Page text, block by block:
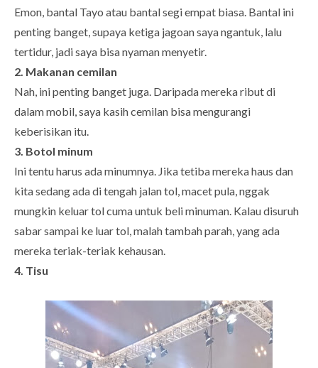
Emon, bantal Tayo atau bantal segi empat biasa. Bantal ini
penting banget, supaya ketiga jagoan saya ngantuk, lalu
tertidur, jadi saya bisa nyaman menyetir.
2. Makanan cemilan
Nah, ini penting banget juga. Daripada mereka ribut di
dalam mobil, saya kasih cemilan bisa mengurangi
keberisikan itu.
3. Botol minum
Ini tentu harus ada minumnya. Jika tetiba mereka haus dan
kita sedang ada di tengah jalan tol, macet pula, nggak
mungkin keluar tol cuma untuk beli minuman. Kalau disuruh
sabar sampai ke luar tol, malah tambah parah, yang ada
mereka teriak-teriak kehausan.
4. Tisu